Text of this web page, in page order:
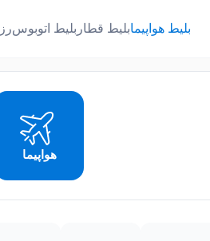
بلیط هواپیمابلیط قطار بلیط اتوبوس
هواپیما